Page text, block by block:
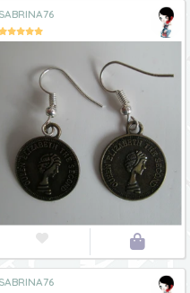
SABRINA76
 
SABRINA76